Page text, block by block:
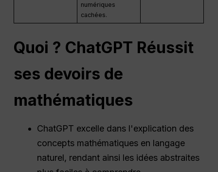
numériques
cachées.
Quoi ? ChatGPT Réussit
ses devoirs de
mathématiques
ChatGPT excelle dans l'explication des
concepts mathématiques en langage
naturel, rendant ainsi les idées abstraites